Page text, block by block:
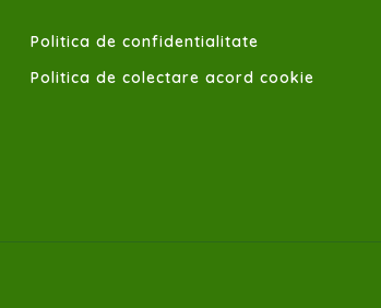
Politica de confidentialitate
Politica de colectare acord cookie